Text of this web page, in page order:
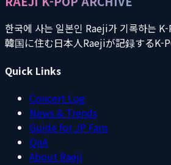
한국에 사는 일본인 Raeji가 기록하는
韓国に住む日本人Raejiが記録するK-
Quick Links
Concert Log
News & Trends
Guide for JP Fans
QnA
About Raeji